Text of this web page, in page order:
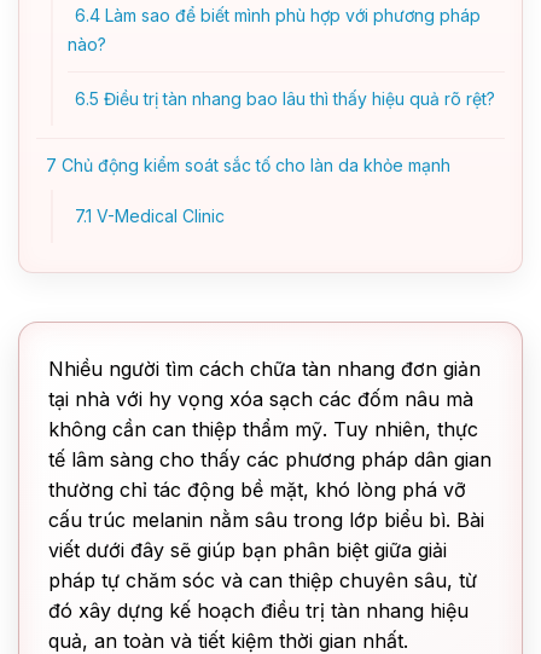
6.4 Làm sao để biết mình phù hợp với phương pháp
nào?
6.5 Điều trị tàn nhang bao lâu thì thấy hiệu quả rõ rệt?
7 Chủ động kiểm soát sắc tố cho làn da khỏe mạnh
7.1 V-Medical Clinic
Nhiều người tìm cách chữa tàn nhang đơn giản
tại nhà với hy vọng xóa sạch các đốm nâu mà
không cần can thiệp thẩm mỹ. Tuy nhiên, thực
tế lâm sàng cho thấy các phương pháp dân gian
thường chỉ tác động bề mặt, khó lòng phá vỡ
cấu trúc melanin nằm sâu trong lớp biểu bì. Bài
viết dưới đây sẽ giúp bạn phân biệt giữa giải
pháp tự chăm sóc và can thiệp chuyên sâu, từ
đó xây dựng kế hoạch điều trị tàn nhang hiệu
quả, an toàn và tiết kiệm thời gian nhất.